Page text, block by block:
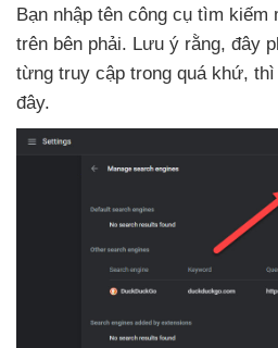
Bạn nhập tên công cụ tìm
trên bên phải. Lưu ý rằng, đây
từng truy cập trong quá khứ, thì
đây.